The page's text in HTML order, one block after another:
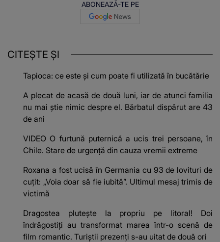
ABONEAZĂ-TE PE
CITEȘTE ȘI
Tapioca: ce este și cum poate fi utilizată în bucătărie
A plecat de acasă de două luni, iar de atunci familia
nu mai știe nimic despre el. Bărbatul dispărut are 43
de ani
VIDEO O furtună puternică a ucis trei persoane, în
Chile. Stare de urgență din cauza vremii extreme
Roxana a fost ucisă în Germania cu 93 de lovituri de
cuțit: „Voia doar să fie iubită”. Ultimul mesaj trimis de
victimă
Dragostea plutește la propriu pe litoral! Doi
îndrăgostiți au transformat marea într-o scenă de
film romantic. Turiștii prezenți s-au uitat de două ori